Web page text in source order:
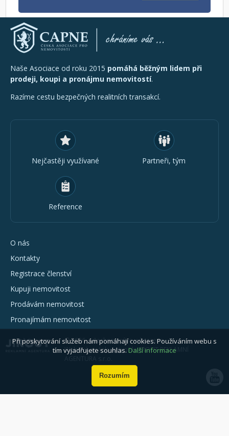
Naše Asociace od roku 2015 pomáhá běžným lidem při
prodeji, koupi a pronájmu nemovitostí.
Razíme cestu bezpečných realitních transakcí.
Nejčastěji využívané Partneři, tým
Reference
O nás
Kontakty
Registrace členství
Kupuji nemovitost
Prodávám nemovitost
Pronajímám nemovitost
© 2026 - všechna práva vyhrazena
Webové stránky vytvořila JIROUT REKLAMNÍ
Při poskytování služeb nám pomáhají cookies. Používáním webu s
tím vyjadřujete souhlas. Další informace
Rozumím